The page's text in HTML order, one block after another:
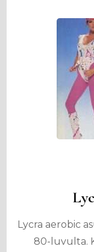
Lycra aerobic
80-luvulta.